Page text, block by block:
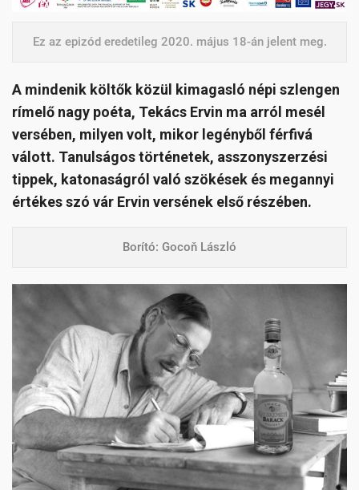
Ez az epizód eredetileg 2020. május 18-án jelent meg.
A mindenik költők közül kimagasló népi szlengen
rímelő nagy poéta, Tekács Ervin ma arról mesél
versében, milyen volt, mikor legényből férfivá
válott. Tanulságos történetek, asszonyszerzési
tippek, katonaságról való szökések és megannyi
értékes szó vár Ervin versének első részében.
Borító: Gocoň László